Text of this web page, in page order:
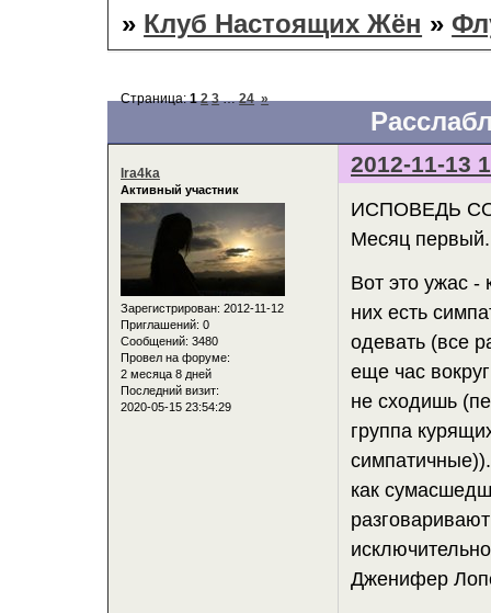
» Клуб Настоящих Жён »
Страница:1 2 3 … 24 »
2012-11-13
Ira4ka
Активный участник
Зарегистрирован: 2012-11-12
Приглашений: 0
Сообщений: 3480
Провел на форуме:
2 месяца 8 дней
Последний визит:
2020-05-15 23:54:29
ИСПОВЕДЬ
Месяц первый.
Вот это ужас -
них есть
одевать (все
еще час
не сходишь
группа
как
Дженифер